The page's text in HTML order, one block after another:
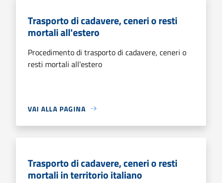
Trasporto di cadavere, ceneri o resti
mortali all'estero
Procedimento di trasporto di cadavere, ceneri o
resti mortali all'estero
VAI ALLA PAGINA
Trasporto di cadavere, ceneri o resti
mortali in territorio italiano